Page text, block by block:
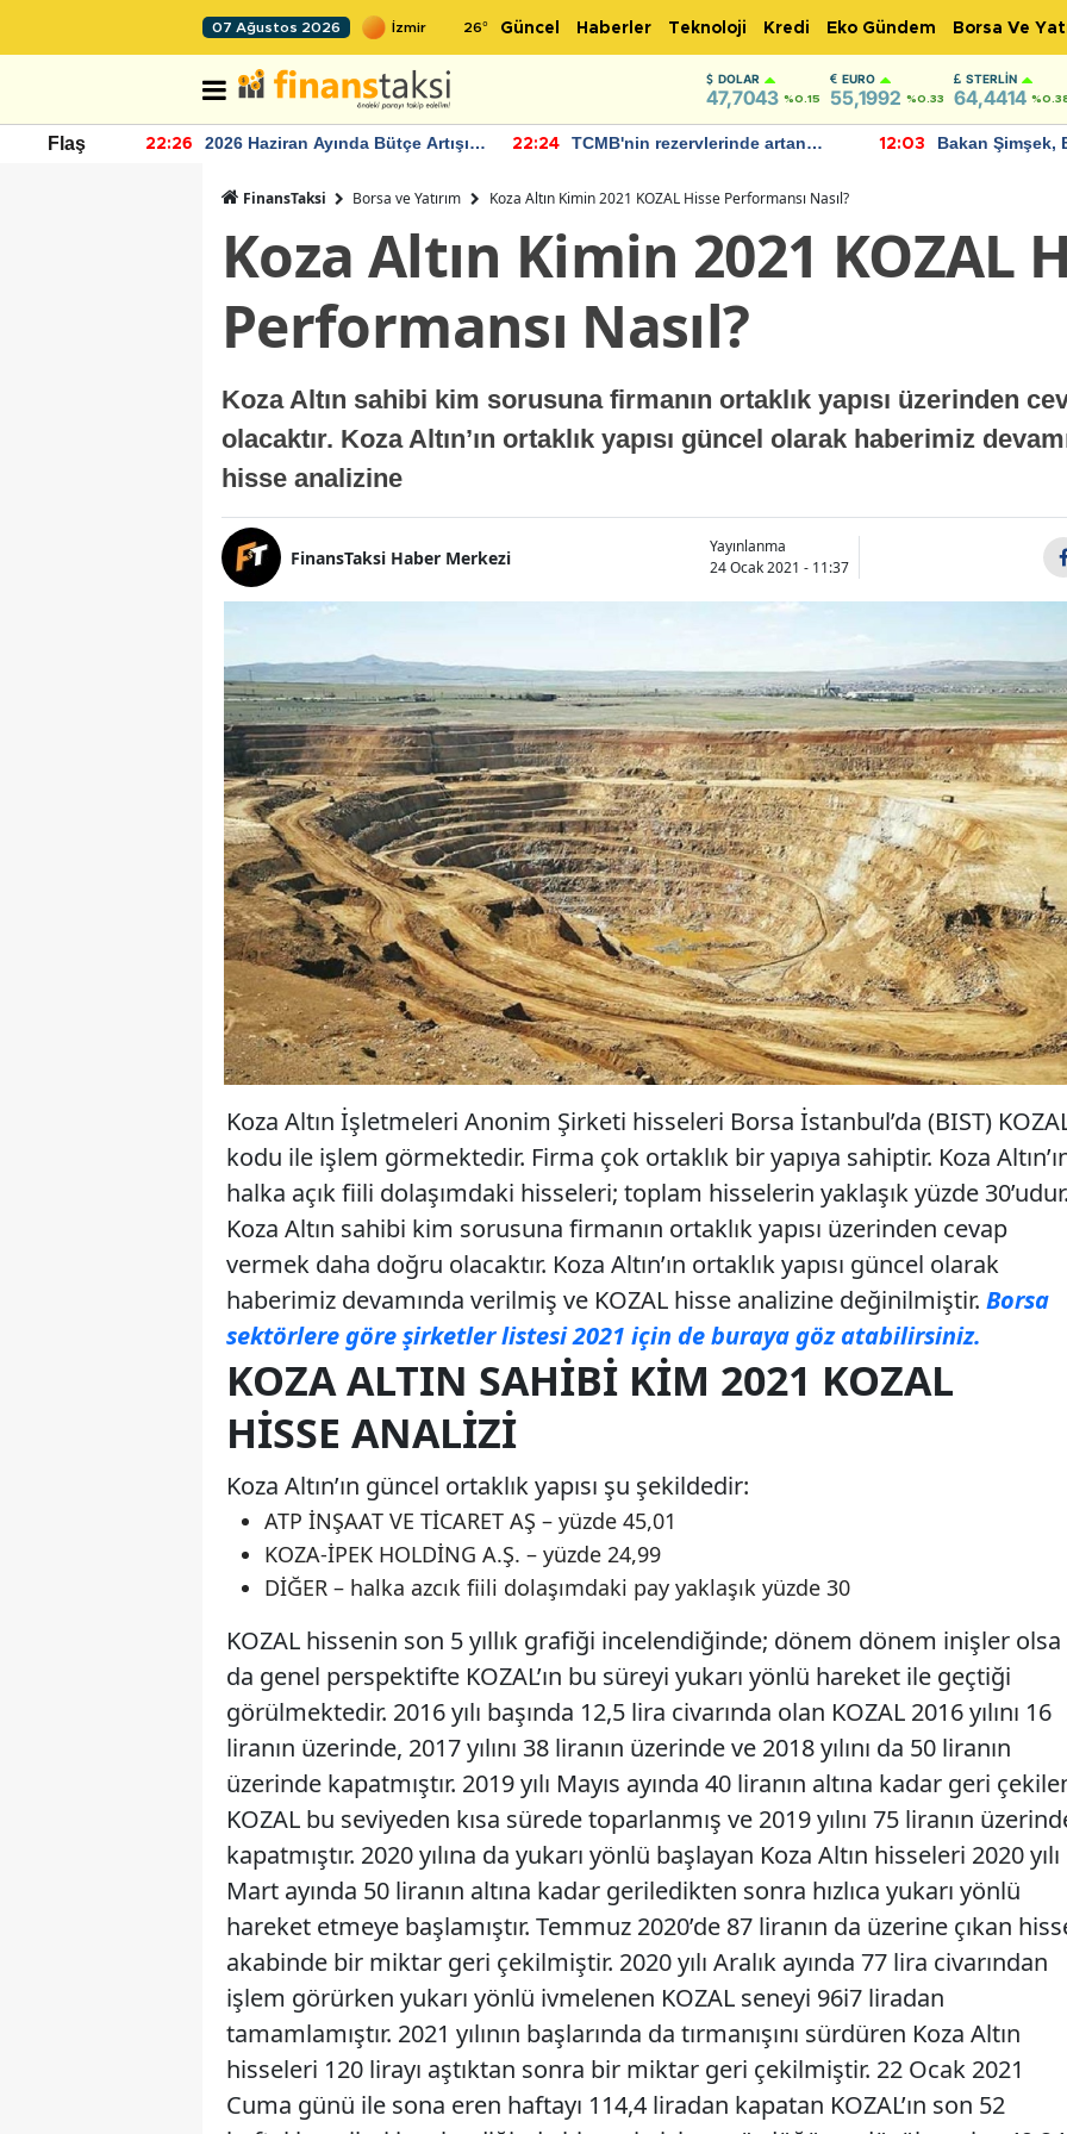
07 Ağustos 2026 26° Güncel Haberler Teknoloji Kredi Eko Gündem Borsa Ve
DOLAR
47,7043 %0.15
EURO
55,1992 %0.33
STERLIN
64,4414
Flaş 22:26
2026 Haziran Ayında Bütçe Artışı
22:24
TCMB'nin rezervlerinde artan
12:03
Bakan Şimşek,
FinansTaksi Borsa ve Yatırım Koza Altın Kimin 2021 KOZAL Hisse Performansı Nasıl?
Koza Altın Kimin 2021 KOZAL
Performansı Nasıl?
Koza Altın sahibi kim sorusuna firmanın ortaklık yapısı üzerinden
olacaktır. Koza Altın’ın ortaklık yapısı güncel olarak haberimiz
hisse analizine
FinansTaksi Haber Merkezi
Yayınlanma
24 Ocak 2021 - 11:37
Koza Altın İşletmeleri Anonim Şirketi hisseleri Borsa İstanbul’da (BIST)
kodu ile işlem görmektedir. Firma çok ortaklık bir yapıya sahiptir. Koza
halka açık fiili dolaşımdaki hisseleri; toplam hisselerin yaklaşık yüzde 30’udur.
Koza Altın sahibi kim sorusuna firmanın ortaklık yapısı üzerinden cevap
vermek daha doğru olacaktır. Koza Altın’ın ortaklık yapısı güncel olarak
haberimiz devamında verilmiş ve KOZAL hisse analizine değinilmiştir. Borsa
sektörlere göre şirketler listesi 2021 için de buraya göz atabilirsiniz.
KOZA ALTIN SAHIBI KIM 2021 KOZAL
HISSE ANALIZI
Koza Altın’ın güncel ortaklık yapısı şu şekildedir:
ATP İNŞAAT VE TİCARET AŞ – yüzde 45,01
KOZA-İPEK HOLDİNG A.Ş. – yüzde 24,99
DİĞER – halka azcık fiili dolaşımdaki pay yaklaşık yüzde 30
KOZAL hissenin son 5 yıllık grafiği incelendiğinde; dönem dönem inişler olsa
da genel perspektifte KOZAL’ın bu süreyi yukarı yönlü hareket ile geçtiği
görülmektedir. 2016 yılı başında 12,5 lira civarında olan KOZAL 2016 yılını 16
liranın üzerinde, 2017 yılını 38 liranın üzerinde ve 2018 yılını da 50 liranın
üzerinde kapatmıştır. 2019 yılı Mayıs ayında 40 liranın altına kadar geri
KOZAL bu seviyeden kısa sürede toparlanmış ve 2019 yılını 75 liranın
kapatmıştır. 2020 yılına da yukarı yönlü başlayan Koza Altın hisseleri 2020 yılı
Mart ayında 50 liranın altına kadar geriledikten sonra hızlıca yukarı yönlü
hareket etmeye başlamıştır. Temmuz 2020’de 87 liranın da üzerine çıkan
akabinde bir miktar geri çekilmiştir. 2020 yılı Aralık ayında 77 lira civarından
işlem görürken yukarı yönlü ivmelenen KOZAL seneyi 96i7 liradan
tamamlamıştır. 2021 yılının başlarında da tırmanışını sürdüren Koza Altın
hisseleri 120 lirayı aştıktan sonra bir miktar geri çekilmiştir. 22 Ocak 2021
Cuma günü ile sona eren haftayı 114,4 liradan kapatan KOZAL’ın son 52